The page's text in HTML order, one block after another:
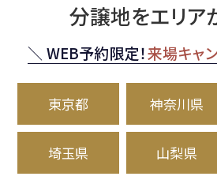
の
分
分譲地をエリア
＼ WEB予約限定！来場キャ
東京都 神奈川県
埼玉県 山梨県